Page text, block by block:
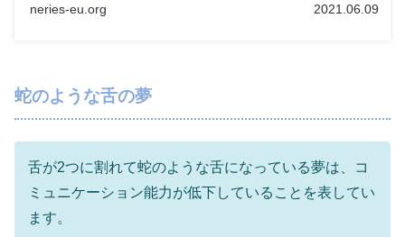
neries-eu.org 2021.06.09
蛇のような舌の夢
舌が2つに割れて蛇のような舌になっている夢は、コ
ミュニケーション能力が低下していることを表してい
ます。